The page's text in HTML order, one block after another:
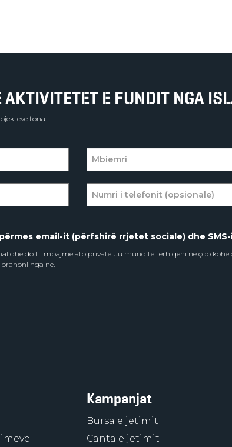
E FUNDIT NGA
tona.
email-it (përfshirë rrjetet sociale) dhe
dhe do t'i mbajmë ato private. Ju mund të tërhiqeni në çdo
nga ne.
Kampanjat
Bursa e jetimit
Çanta e jetimit